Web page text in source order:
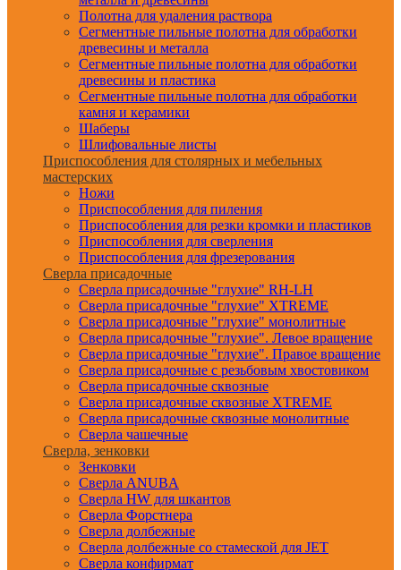
Полотна для удаления раствора
Сегментные пильные полотна для обработки
древесины и металла
Сегментные пильные полотна для обработки
древесины и пластика
Сегментные пильные полотна для обработки
камня и керамики
Шаберы
Шлифовальные листы
Приспособления для столярных и мебельных
мастерских
Ножи
Приспособления для пиления
Приспособления для резки кромки и пластиков
Приспособления для сверления
Приспособления для фрезерования
Сверла присадочные
Сверла присадочные "глухие" RH-LH
Сверла присадочные "глухие" XTREME
Сверла присадочные "глухие" монолитные
Сверла присадочные "глухие". Левое вращение
Сверла присадочные "глухие". Правое вращение
Сверла присадочные с резьбовым хвостовиком
Сверла присадочные сквозные
Сверла присадочные сквозные XTREME
Сверла присадочные сквозные монолитные
Сверла чашечные
Сверла, зенковки
Зенковки
Сверла ANUBA
Сверла HW для шкантов
Сверла Форстнера
Сверла долбежные
Сверла долбежные со стамеской для JET
Сверла конфирмат